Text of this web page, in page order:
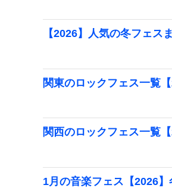
【2026】人気の冬フェス
関東のロックフェス一覧【
関西のロックフェス一覧【
1月の音楽フェス【2026